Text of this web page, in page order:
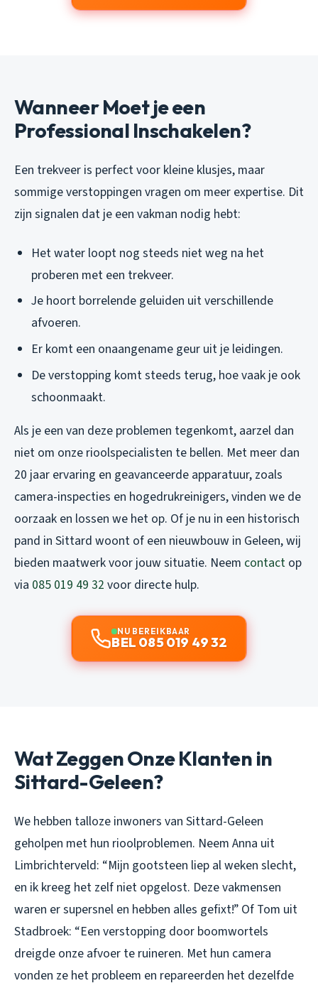
Wanneer Moet je een
Professional Inschakelen?
Een trekveer is perfect voor kleine klusjes, maar
sommige verstoppingen vragen om meer expertise. Dit
zijn signalen dat je een vakman nodig hebt:
Het water loopt nog steeds niet weg na het
proberen met een trekveer.
Je hoort borrelende geluiden uit verschillende
afvoeren.
Er komt een onaangename geur uit je leidingen.
De verstopping komt steeds terug, hoe vaak je ook
schoonmaakt.
Als je een van deze problemen tegenkomt, aarzel dan
niet om onze rioolspecialisten te bellen. Met meer dan
20 jaar ervaring en geavanceerde apparatuur, zoals
camera-inspecties en hogedrukreinigers, vinden we de
oorzaak en lossen we het op. Of je nu in een historisch
pand in Sittard woont of een nieuwbouw in Geleen, wij
bieden maatwerk voor jouw situatie. Neem contact op
via 085 019 49 32 voor directe hulp.
NU BEREIKBAAR
BEL 085 019 49 32
Wat Zeggen Onze Klanten in
Sittard-Geleen?
We hebben talloze inwoners van Sittard-Geleen
geholpen met hun rioolproblemen. Neem Anna uit
Limbrichterveld: “Mijn gootsteen liep al weken slecht,
en ik kreeg het zelf niet opgelost. Deze vakmensen
waren er supersnel en hebben alles gefixt!” Of Tom uit
Stadbroek: “Een verstopping door boomwortels
dreigde onze afvoer te ruineren. Met hun camera
vonden ze het probleem en repareerden het dezelfde